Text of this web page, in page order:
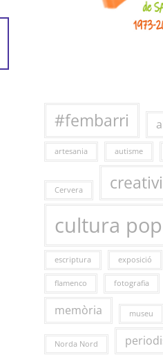
#fembarri
artesania autisme
Cervera
cultura
escriptura exposició
flamenco fotografia
memòria museu
Norda Nord